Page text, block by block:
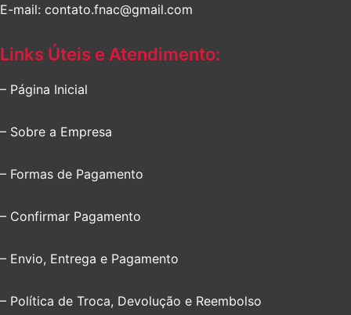
E-mail: contato.fnac@gmail.com
Links Úteis e Atendimento:
– Página Inicial
– Sobre a Empresa
– Formas de Pagamento
– Confirmar Pagamento
– Envio, Entrega e Pagamento
– Política de Troca, Devolução e Reembolso